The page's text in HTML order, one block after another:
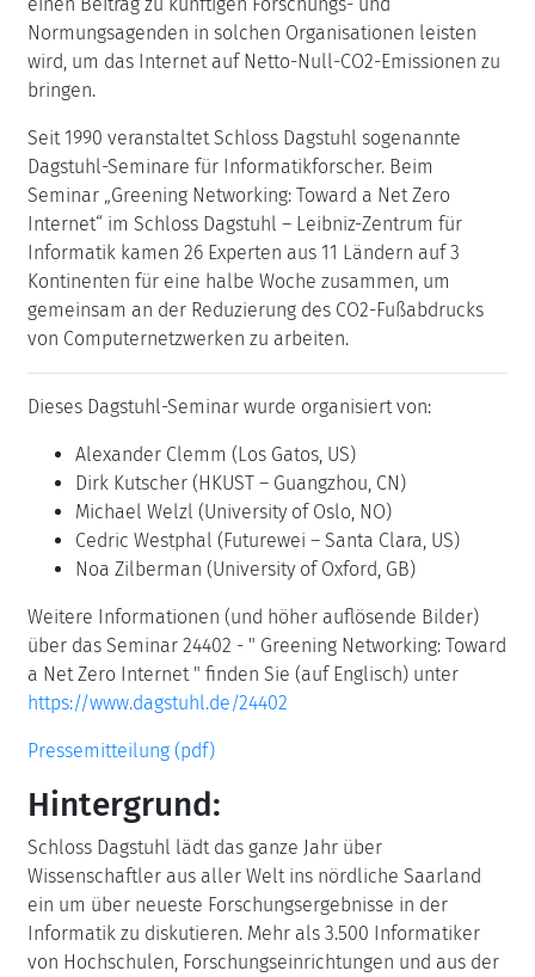
Normungsagenden in solchen Organisationen leisten
wird, um das Internet auf Netto-Null-CO2-Emissionen zu
bringen.
Seit 1990 veranstaltet Schloss Dagstuhl sogenannte
Dagstuhl-Seminare für Informatikforscher. Beim
Seminar „Greening Networking: Toward a Net Zero
Internet“ im Schloss Dagstuhl – Leibniz-Zentrum für
Informatik kamen 26 Experten aus 11 Ländern auf 3
Kontinenten für eine halbe Woche zusammen, um
gemeinsam an der Reduzierung des CO2-Fußabdrucks
von Computernetzwerken zu arbeiten.
Dieses Dagstuhl-Seminar wurde organisiert von:
Alexander Clemm (Los Gatos, US)
Dirk Kutscher (HKUST – Guangzhou, CN)
Michael Welzl (University of Oslo, NO)
Cedric Westphal (Futurewei – Santa Clara, US)
Noa Zilberman (University of Oxford, GB)
Weitere Informationen (und höher auflösende Bilder)
über das Seminar 24402 - " Greening Networking: Toward
a Net Zero Internet " finden Sie (auf Englisch) unter
https://www.dagstuhl.de/24402
Pressemitteilung (pdf)
Hintergrund:
Schloss Dagstuhl lädt das ganze Jahr über
Wissenschaftler aus aller Welt ins nördliche Saarland
ein um über neueste Forschungsergebnisse in der
Informatik zu diskutieren. Mehr als 3.500 Informatiker
von Hochschulen, Forschungseinrichtungen und aus der